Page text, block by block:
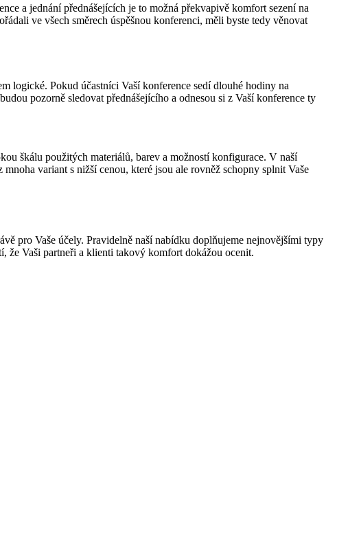
a jednání přednášejících je to možná překvapivě komfort sezení na
ve všech směrech úspěšnou konferenci, měli byste tedy věnovat
logické. Pokud účastníci Vaší konference sedí dlouhé hodiny na
pozorně sledovat přednášejícího a odnesou si z Vaší konference ty
škálu použitých materiálů, barev a možností konfigurace. V naší
variant s nižší cenou, které jsou ale rovněž schopny splnit Vaše
pro Vaše účely. Pravidelně naší nabídku doplňujeme nejnovějšími typy
že Vaši partneři a klienti takový komfort dokážou ocenit.